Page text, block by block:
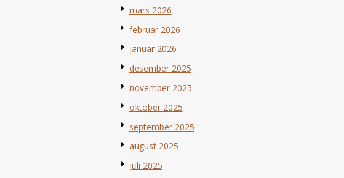
mars 2026
februar 2026
januar 2026
desember 2025
november 2025
oktober 2025
september 2025
august 2025
juli 2025